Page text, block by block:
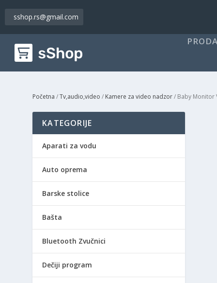
sshop.rs@gmail.com
Početna /Tv,audio,video / Kamere za video nadzor/ Baby Monitor
KATEGORIJE
Aparati za vodu
Auto oprema
Barske stolice
Bašta
Bluetooth Zvučnici
Dečiji program